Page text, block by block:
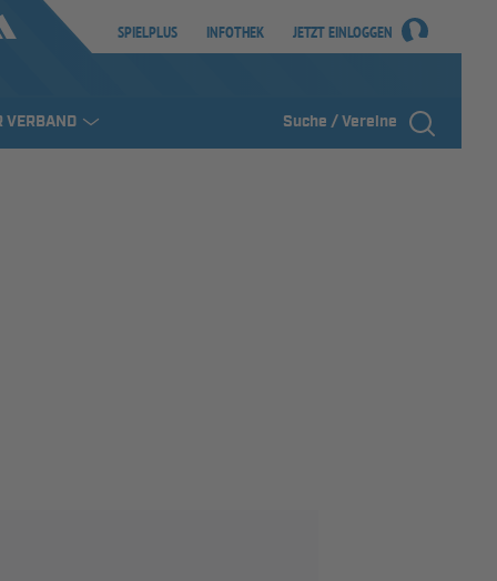
SPIELPLUS INFOTHEK JETZT EINLOGGEN
VERBAND Suche / Vereine